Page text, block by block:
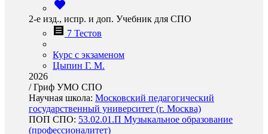
2-е изд., испр. и доп. Учебник для СПО
7 Тестов
Курс с экзаменом
Цыпин Г. М.
2026
/Гриф УМО СПО
Научная школа: Московский педагогический
государственный университет (г. Москва)
ПОП СПО: 53.02.01.П Музыкальное образование
(профессионалитет)